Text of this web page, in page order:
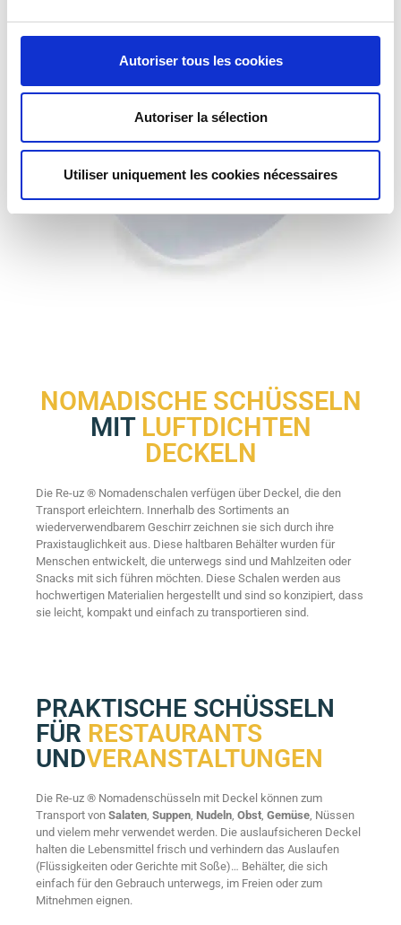
Autoriser tous les cookies
Autoriser la sélection
Utiliser uniquement les cookies nécessaires
NOMADISCHE SCHÜSSELN
MIT LUFTDICHTEN
DECKELN
Die Re-uz ® Nomadenschalen verfügen über Deckel, die den
Transport erleichtern. Innerhalb des Sortiments an
wiederverwendbarem Geschirr zeichnen sie sich durch ihre
Praxistauglichkeit aus. Diese haltbaren Behälter wurden für
Menschen entwickelt, die unterwegs sind und Mahlzeiten oder
Snacks mit sich führen möchten. Diese Schalen werden aus
hochwertigen Materialien hergestellt und sind so konzipiert, dass
sie leicht, kompakt und einfach zu transportieren sind.
PRAKTISCHE SCHÜSSELN
FÜR RESTAURANTS
UNDVERANSTALTUNGEN
Die Re-uz ® Nomadenschüsseln mit Deckel können zum
Transport von Salaten, Suppen, Nudeln, Obst, Gemüse, Nüssen
und vielem mehr verwendet werden. Die auslaufsicheren Deckel
halten die Lebensmittel frisch und verhindern das Auslaufen
(Flüssigkeiten oder Gerichte mit Soße)… Behälter, die sich
einfach für den Gebrauch unterwegs, im Freien oder zum
Mitnehmen eignen.